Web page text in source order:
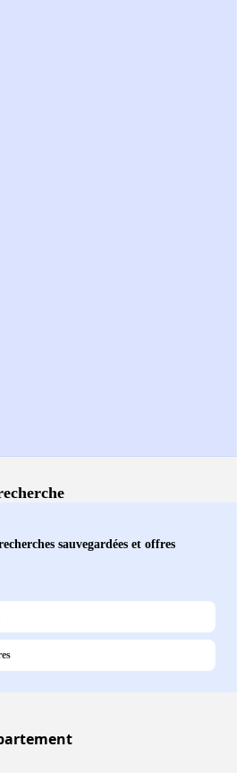
sauvegardées et offres